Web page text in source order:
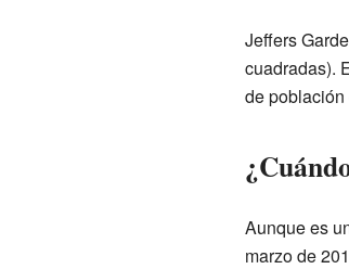
Jeffers
cuadradas).
de
Aunque es
marzo de